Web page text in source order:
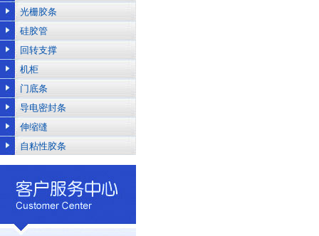
光栅胶条
硅胶管
回转支撑
机柜
门底条
导电密封条
伸缩缝
自粘性胶条